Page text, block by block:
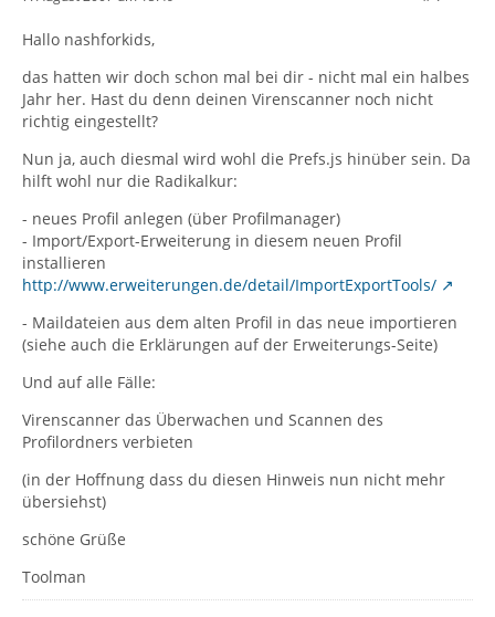
Hallo nashforkids,
das hatten wir doch schon mal bei dir - nicht mal ein halbes
Jahr her. Hast du denn deinen Virenscanner noch nicht
richtig eingestellt?
Nun ja, auch diesmal wird wohl die Prefs.js hinüber sein. Da
hilft wohl nur die Radikalkur:
- neues Profil anlegen (über Profilmanager)
- Import/Export-Erweiterung in diesem neuen Profil
installieren
http://www.erweiterungen.de/detail/ImportExportTools/
- Maildateien aus dem alten Profil in das neue importieren
(siehe auch die Erklärungen auf der Erweiterungs-Seite)
Und auf alle Fälle:
Virenscanner das Überwachen und Scannen des
Profilordners verbieten
(in der Hoffnung dass du diesen Hinweis nun nicht mehr
übersiehst)
schöne Grüße
Toolman